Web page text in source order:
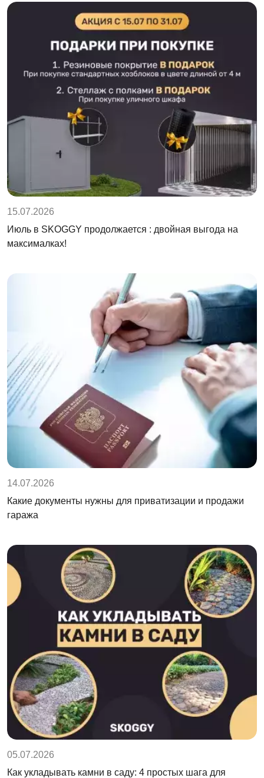
15.07.2026
Июль в SKOGGY продолжается : двойная выгода на
максималках!
14.07.2026
Какие документы нужны для приватизации и продажи
гаража
05.07.2026
Как укладывать камни в саду: 4 простых шага для